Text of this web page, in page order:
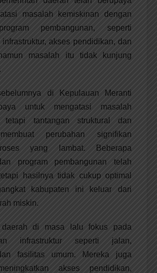
masalah kemiskinan dengan
pembangunan, seperti
akses pendidikan, dan
masalah itu tidak kunjung
di Kepulauan Meranti
untuk mengatasi masalah
tetapi tantangan struktural dan
perubahan signifikan
yang lambat. Beberapa
program pembangunan telah
hasilnya tidak cukup optimal
kabupaten ini keluar dari
miskin.
daerah di masa lalu fokus pada
infrastruktur seperti jalan,
fasilitas umum. Mereka juga
akses pendidikan,